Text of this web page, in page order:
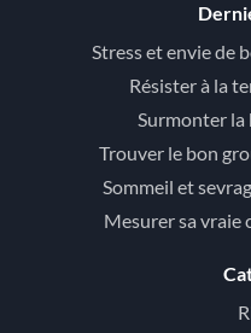
Stress et envie de
Résister à la
Surmonter la
Trouver le bon
Sommeil et
Mesurer sa vraie